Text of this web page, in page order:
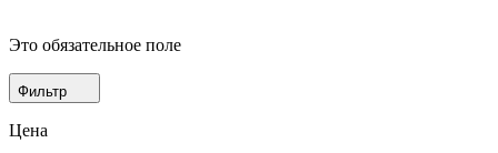
Это обязательное поле
Фильтр
Цена